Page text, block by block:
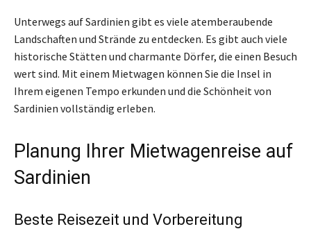
Unterwegs auf Sardinien gibt es viele atemberaubende
Landschaften und Strände zu entdecken. Es gibt auch viele
historische Stätten und charmante Dörfer, die einen Besuch
wert sind. Mit einem Mietwagen können Sie die Insel in
Ihrem eigenen Tempo erkunden und die Schönheit von
Sardinien vollständig erleben.
Planung Ihrer Mietwagenreise auf
Sardinien
Beste Reisezeit und Vorbereitung